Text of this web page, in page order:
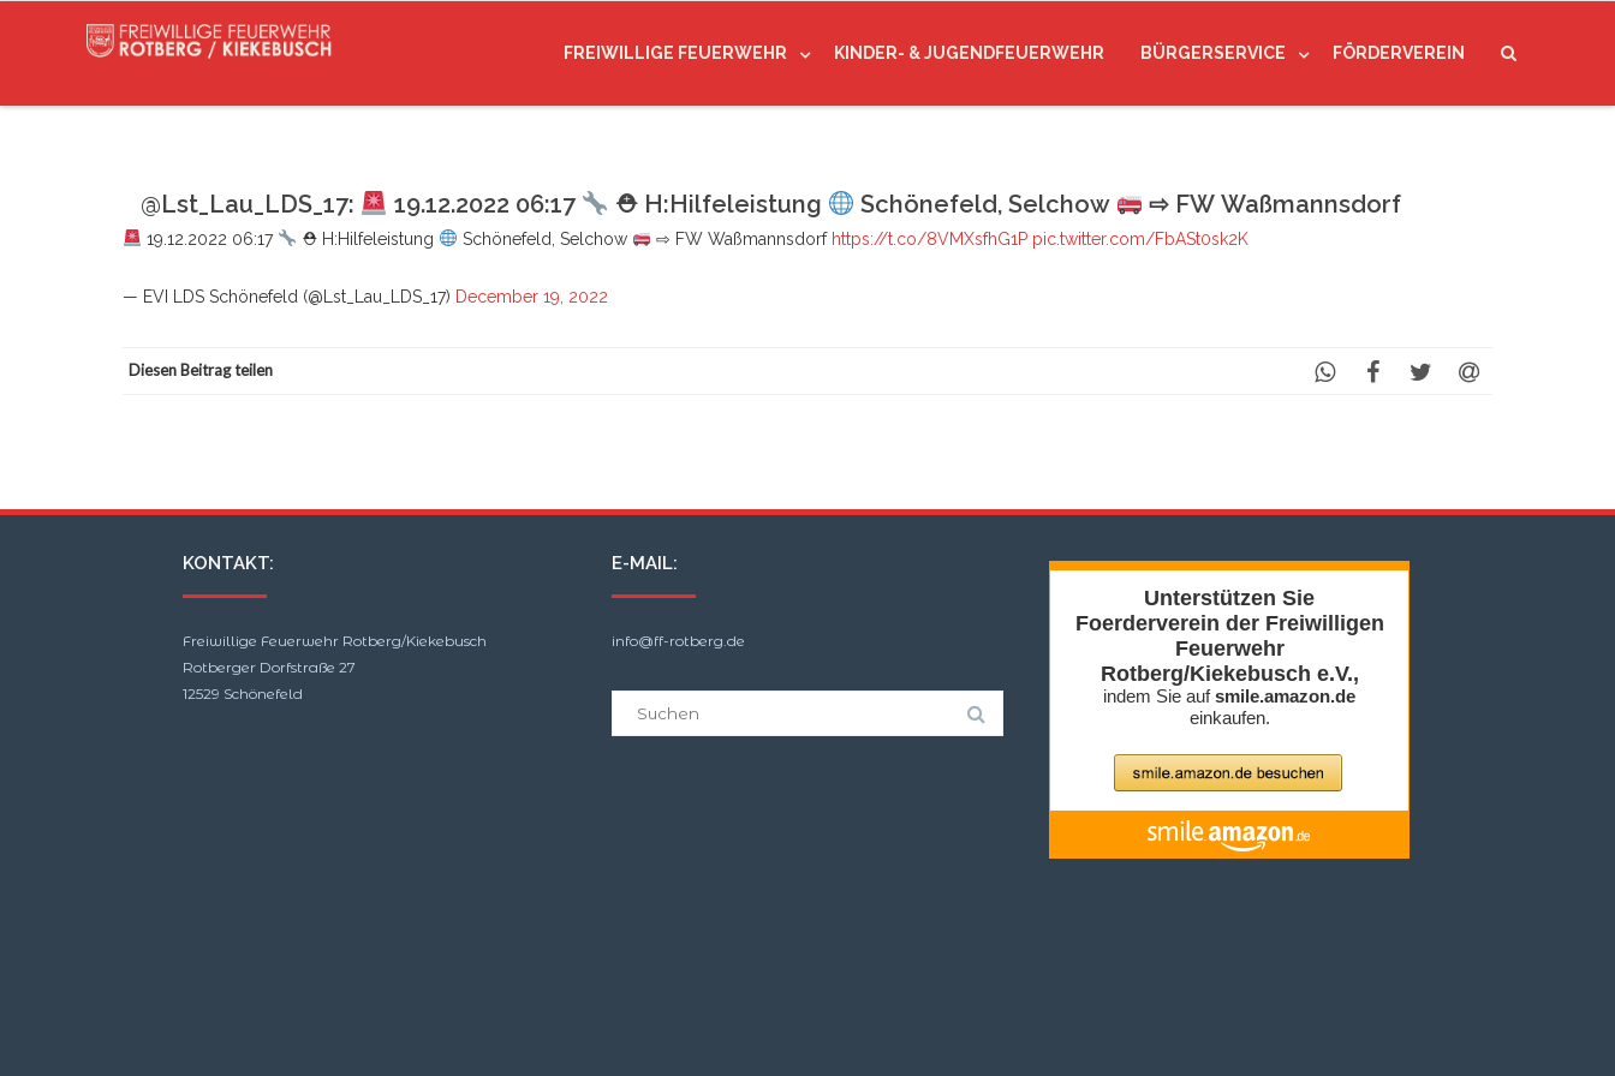
FREIWILLIGE FEUERWEHR KINDER- & JUGENDFEUERWEHR BÜRGERSERVICE FÖRDERVEREIN
@Lst_Lau_LDS_17: 19.12.2022 06:17 ⛑ H:Hilfeleistung Schönefeld, Selchow ⇨ FW Waßmannsdorf
19.12.2022 06:17 ⛑ H:Hilfeleistung Schönefeld, Selchow ⇨ FW Waßmannsdorf https://t.co/8VMXsfhG1P pic.twitter.com/FbASt0sk2K
— EVI LDS Schönefeld (@Lst_Lau_LDS_17) December 19, 2022
Diesen Beitrag teilen
KONTAKT:
Freiwillige Feuerwehr Rotberg/Kiekebusch
Rotberger Dorfstraße 27
12529 Schönefeld
E-MAIL:
info@ff-rotberg.de